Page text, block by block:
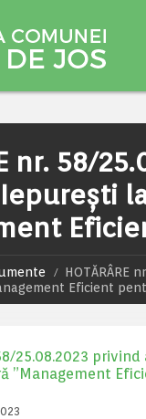
nr. 58/
HOTĂRÂRE
Eficient
58/25.08.2023
”Management